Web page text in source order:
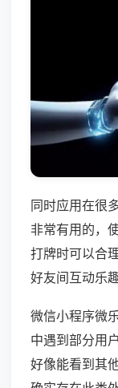
同时应用在很
非常有用的，
打牌时可以合
好友间互动乐趣
微信小程序微
中遇到部分用
好像能看到其